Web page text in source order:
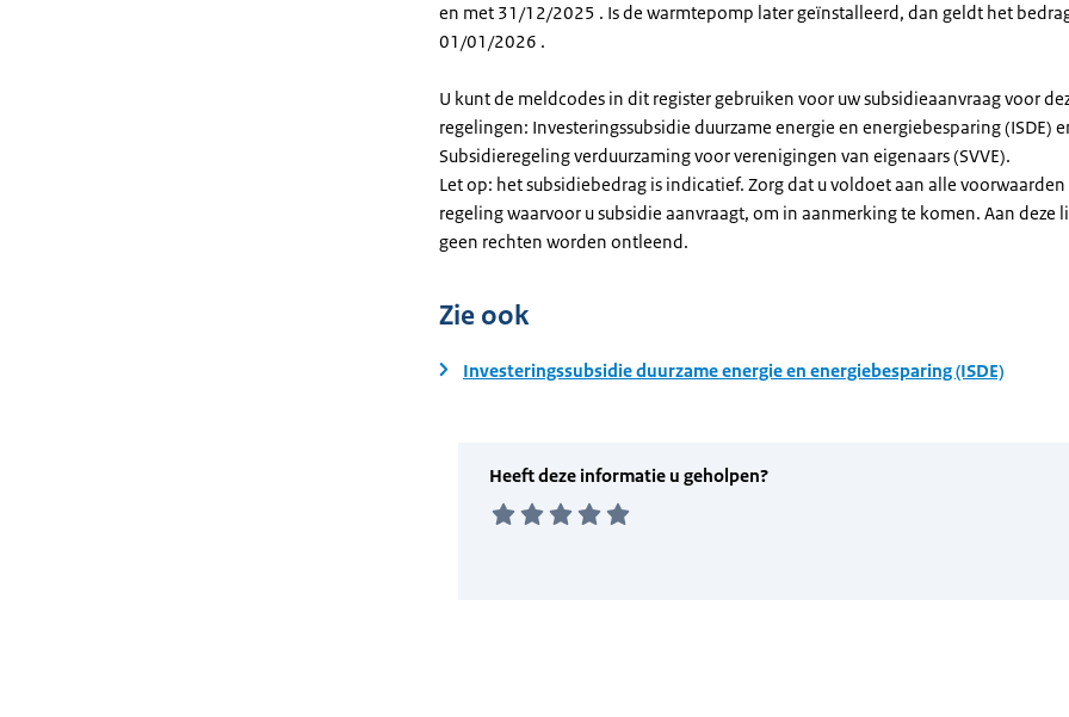
en met 31/12/2025 . Is de warmtepomp later geïnstalleerd, dan geldt het
01/01/2026 .
U kunt de meldcodes in dit register gebruiken voor uw subsidieaanvraag voor
regelingen: Investeringssubsidie duurzame energie en energiebesparing (ISDE)
Subsidieregeling verduurzaming voor verenigingen van eigenaars (SVVE).
Let op: het subsidiebedrag is indicatief. Zorg dat u voldoet aan alle voorwaarden
regeling waarvoor u subsidie aanvraagt, om in aanmerking te komen. Aan deze
geen rechten worden ontleend.
Zie ook
Investeringssubsidie duurzame energie en energiebesparing (ISDE)